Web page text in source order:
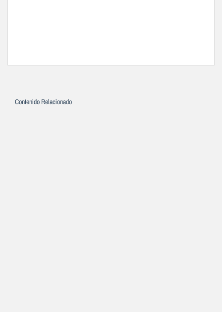
Contenido Relacionado